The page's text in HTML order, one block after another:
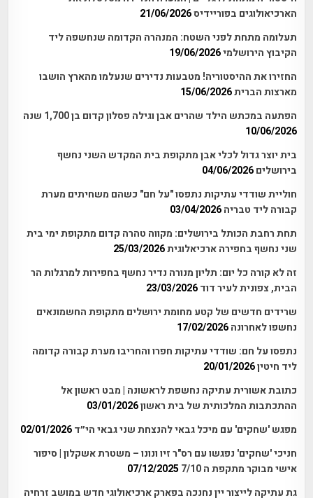
הארכיאולוגים בפוריידיס21/06/2026
תעלומה מתחת לפני השטח: המנהרה הקדומה שנחשפה ליד
הקיבוץ הירושלמי19/06/2026
החזירו את ההיסטוריה! מטבעות נדירים שנעלמו מהארץ הושבו
מארצות הברית15/06/2026
הפתעה במכתש הילד שהרים אבן וגילה פסלון קדום בן 1,700 שנה
10/06/2026
בית יוצר גדול לכלי אבן מתקופת בית המקדש השני נחשף
בירושלים 04/06/2026
חוליית שודדי עתיקות נתפסו "על חם" כשהם משחיתים מערת
קבורה ליד טבריה 03/04/2026
תחת רחבת הכותל בירושלים: מקווה טהרה קדום מתקופת ימי בית
שני נחשף בחפירה ארכיאלוגית25/03/2026
זה לא קורה כל יום: תליון מנורה נדיר נחשף בחפירות למרגלות הר
הבית, צפונית לעיר דוד 23/03/2026
שרידים חדשים של קטע מחומת ירושלים מתקופת החשמונאים
נחשפו לאחרונה 17/02/2026
נתפסו על חם: שודדי עתיקות חפרו והחריבו מערת קבורה קדומה
ליד חיטין20/01/2026
כתובת אשורית עתיקה נחשפת לראשונה | מבט ראשון אל
ההתכתבות המלכותית של בית ראשון03/01/2026
מפגש 'שחקים' עם מיכל גבאי להנצחת שני גבאי הי״ד 02/01/2026
חניכי 'שחקים' נפגשו עם רס"ר זיו ונונו – משטרת אשקלון | סיפור
אישי מבוקר מתקפת ה 7/10
07/12/2025
גת עתיקה לייצור יין נחנכה בפארק ארכיאולוגי חדש במושב זרחיה